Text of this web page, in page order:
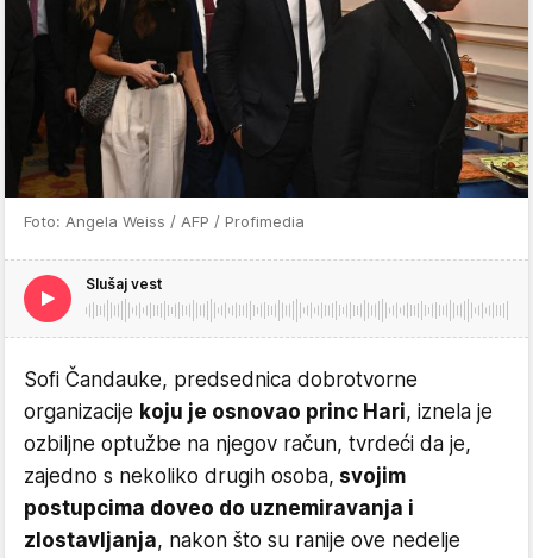
Foto: Angela Weiss / AFP / Profimedia
Slušaj vest
Sofi Čandauke, predsednica dobrotvorne
organizacije koju je osnovao princ Hari, iznela je
ozbiljne optužbe na njegov račun, tvrdeći da je,
zajedno s nekoliko drugih osoba, svojim
postupcima doveo do uznemiravanja i
zlostavljanja, nakon što su ranije ove nedelje